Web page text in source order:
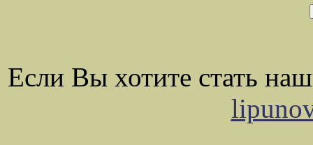
Если Вы хотите стать